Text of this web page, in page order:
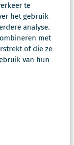
te
het gebruik
analyse.
met
of die ze
van hun
zodat
zich kunnen
geeft
er is
de volgende